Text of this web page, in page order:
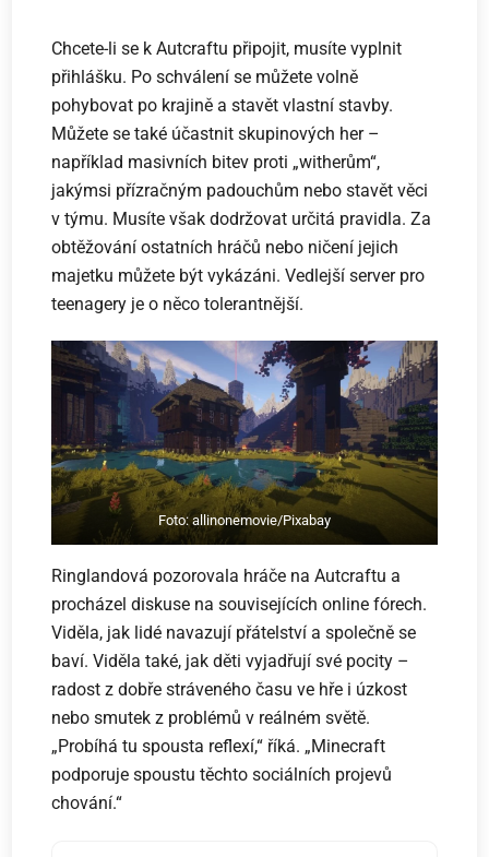
Chcete-li se k Autcraftu připojit, musíte vyplnit
přihlášku. Po schválení se můžete volně
pohybovat po krajině a stavět vlastní stavby.
Můžete se také účastnit skupinových her –
například masivních bitev proti „witherům“,
jakýmsi přízračným padouchům nebo stavět věci
v týmu. Musíte však dodržovat určitá pravidla. Za
obtěžování ostatních hráčů nebo ničení jejich
majetku můžete být vykázáni. Vedlejší server pro
teenagery je o něco tolerantnější.
Foto: allinonemovie/Pixabay
Ringlandová pozorovala hráče na Autcraftu a
procházel diskuse na souvisejících online fórech.
Viděla, jak lidé navazují přátelství a společně se
baví. Viděla také, jak děti vyjadřují své pocity –
radost z dobře stráveného času ve hře i úzkost
nebo smutek z problémů v reálném světě.
„Probíhá tu spousta reflexí,“ říká. „Minecraft
podporuje spoustu těchto sociálních projevů
chování.“